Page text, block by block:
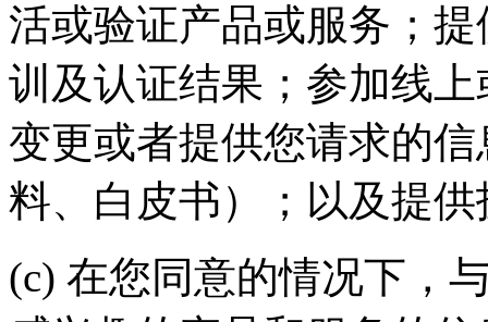
活或验证产品或服务；
训及认证结果；参加线
变更或者提供您请求的
料、白皮书）；以及提
(c) 在您同意的情况下